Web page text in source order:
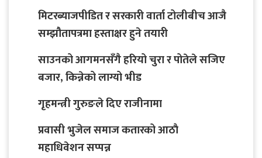
मिटरब्याजपीडित र सरकारी वार्ता टोलीबीच आजै
सम्झौतापत्रमा हस्ताक्षर हुने तयारी
साउनको आगमनसँगै हरियो चुरा र पोतेले सजिए
बजार, किन्नेको लाग्यो भीड
गृहमन्त्री गुरुङले दिए राजीनामा
प्रवासी भुजेल समाज कतारको आठाै
महाधिवेशन सप्पन्न